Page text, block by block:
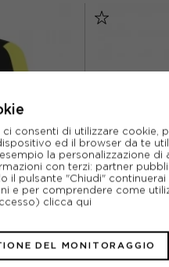
FLUO ASSOS
consenti di utilizzare cookie,
ed il browser da te
la personalizzazione di
con terzi: partner
il pulsante "Chiudi"
e per comprendere come
clicca qui
DEL MONITORAGGIO